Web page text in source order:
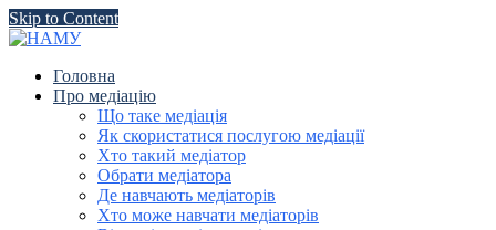
Skip to Content
Головна
Про медіацію
Що таке медіація
Як скористатися послугою медіації
Хто такий медіатор
Обрати медіатора
Де навчають медіаторів
Хто може навчати медіаторів